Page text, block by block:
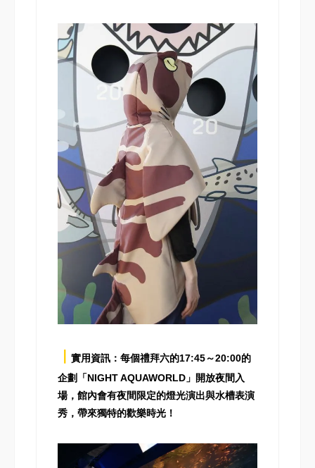
實用資訊：每個禮拜六的17:45～20:00的
企劃「NIGHT AQUAWORLD」開放夜間入
場，館內會有夜間限定的燈光演出與水槽表演
秀，帶來獨特的歡樂時光！